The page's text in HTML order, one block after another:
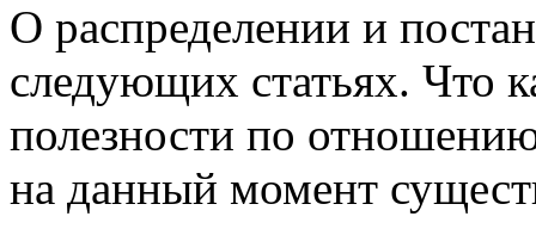
О распределении и
следующих статьях. Что
полезности по
на данный момент